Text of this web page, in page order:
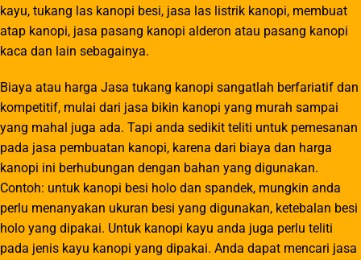
kayu, tukang las kanopi besi, jasa las listrik kanopi, membuat
atap kanopi, jasa pasang kanopi alderon atau pasang kanopi
kaca dan lain sebagainya.
Biaya atau harga Jasa tukang kanopi sangatlah berfariatif dan
kompetitif, mulai dari jasa bikin kanopi yang murah sampai
yang mahal juga ada. Tapi anda sedikit teliti untuk pemesanan
pada jasa pembuatan kanopi, karena dari biaya dan harga
kanopi ini berhubungan dengan bahan yang digunakan.
Contoh: untuk kanopi besi holo dan spandek, mungkin anda
perlu menanyakan ukuran besi yang digunakan, ketebalan besi
holo yang dipakai. Untuk kanopi kayu anda juga perlu teliti
pada jenis kayu kanopi yang dipakai. Anda dapat mencari jasa